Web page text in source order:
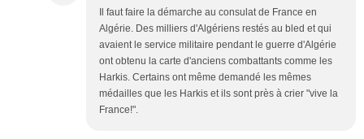
Il faut faire la démarche au consulat de France en
Algérie. Des milliers d'Algériens restés au bled et qui
avaient le service militaire pendant le guerre d'Algérie
ont obtenu la carte d'anciens combattants comme les
Harkis. Certains ont même demandé les mêmes
médailles que les Harkis et ils sont près à crier "vive la
France!".